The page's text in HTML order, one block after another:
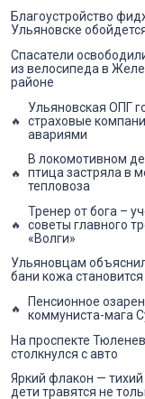
Благоустройство
Ульяновске
Спасатели
из велосипеда в
районе
Ульяновская ОПГ
страховые
авариями
В локомотивном
птица застряла в
тепловоза
Тренер от бога –
советы главного
«Волги»
Ульяновцам
бани кожа
Пенсионное
коммуниста-мага
На проспекте
столкнулся с авто
Яркий флакон —
дети травятся не